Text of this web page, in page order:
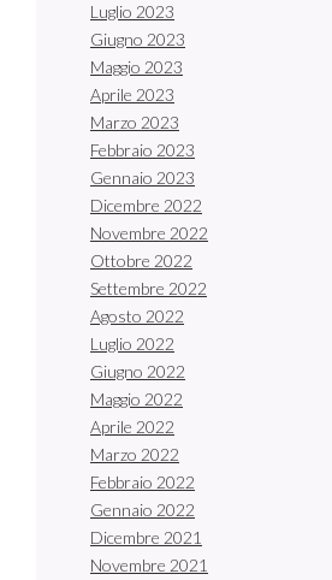
Luglio 2023
Giugno 2023
Maggio 2023
Aprile 2023
Marzo 2023
Febbraio 2023
Gennaio 2023
Dicembre 2022
Novembre 2022
Ottobre 2022
Settembre 2022
Agosto 2022
Luglio 2022
Giugno 2022
Maggio 2022
Aprile 2022
Marzo 2022
Febbraio 2022
Gennaio 2022
Dicembre 2021
Novembre 2021